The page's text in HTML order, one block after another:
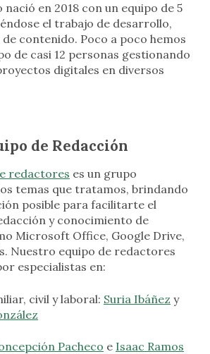
en 2018 con un equipo de 5
el trabajo de desarrollo,
contenido. Poco a poco hemos
de casi 12 personas gestionando
digitales en diversos
de Redacción
redactores es un grupo
temas que tratamos, brindando
posible para facilitarte el
y conocimiento de
Microsoft Office, Google Drive,
Nuestro equipo de redactores
especialistas en:
civil y laboral: Suria Ibáñez y
Pacheco e Isaac Ramos